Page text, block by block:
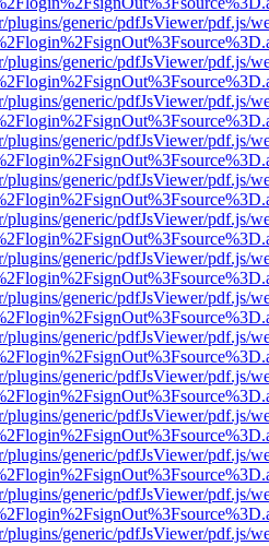
plugins/generic/pdfJsViewer/pdf.js/
plugins/generic/pdfJsViewer/pdf.js/
plugins/generic/pdfJsViewer/pdf.js/
plugins/generic/pdfJsViewer/pdf.js/
plugins/generic/pdfJsViewer/pdf.js/
plugins/generic/pdfJsViewer/pdf.js/
plugins/generic/pdfJsViewer/pdf.js/
plugins/generic/pdfJsViewer/pdf.js/
plugins/generic/pdfJsViewer/pdf.js/
plugins/generic/pdfJsViewer/pdf.js/
plugins/generic/pdfJsViewer/pdf.js/
plugins/generic/pdfJsViewer/pdf.js/
plugins/generic/pdfJsViewer/pdf.js/
plugins/generic/pdfJsViewer/pdf.js/